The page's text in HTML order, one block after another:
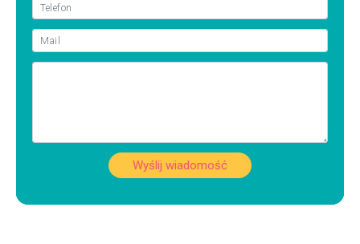
Wyślij wiadomość